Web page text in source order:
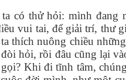
có thử hỏi: mình đang
vui tai, để giải trí, thư
thích nuông chiều
hỏi, rồi đâu cũng lại
Khi đi tĩnh tâm,